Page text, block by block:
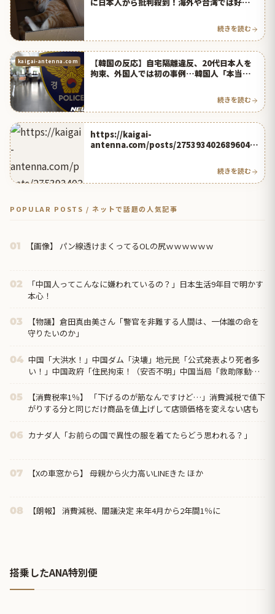
続きを読む
kaigai-antenna.com
【韓国の反応】自宅隔離違反、20代日本人を
拘束、外国人では初の事例…韓国人「本当に日
続きを読む
https://kaigai-
antenna.com/posts/2753934026896048
続きを読む
POPULAR POSTS / ネットで話題の人気記事
01 【画像】 パン線透けまくってるOLの尻ｗｗｗｗｗｗ
02
「中国人ってこんなに嫌われているの？」日本生活9年目で明かす
本心！
03
【物議】倉田真由美さん「警官を非難する人間は、一体誰の命を
守りたいのか」
04 中国「大洪水！」中国ダム「決壊」地元民「公式発表より死者多
い！」中国政府「住民拘束！（安否不明」中国当局「救助隊動画
05
【消費税率1％】 「下げるのが筋なんですけど…」消費減税で値下
がりする分と同じだけ商品を値上げして店頭価格を変えない店も
06 カナダ人「お前らの国で異性の服を着てたらどう思われる？」
07 【Xの車窓から】 母親から火力高いLINEきた ほか
08 【朗報】 消費減税、閣議決定 来年4月から2年間1％に
搭乗したANA特別便